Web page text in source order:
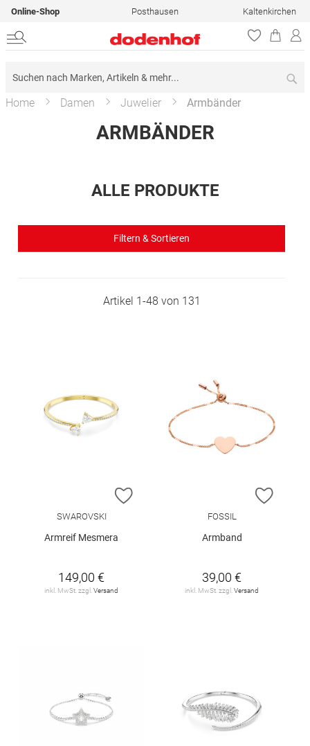
Online-Shop Posthausen Kaltenkirchen
Home Damen Juwelier Armbänder
ARMBÄNDER
ALLE PRODUKTE
Filtern & Sortieren
Artikel 1-48 von 131
ZUR WUNSCHLISTE HINZUFÜGEN
SWAROVSKI
Armreif Mesmera
149,00 €
inkl. MwSt. zzgl. Versand
ZUR
FOSSIL
Armband
39,00 €
inkl. MwSt. zzgl. Versand